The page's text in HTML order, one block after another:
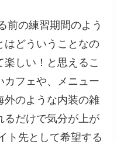
前の練習期間のよう
はどういうことなの
しい！と思えるこ
カフェや、メニュー
外のような内装の雑
るだけで気分が上が
ト先として希望する